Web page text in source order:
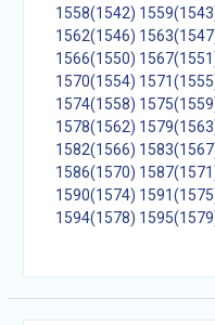
1558(1542)
1562(1546)
1566(1550)
1570(1554)
1574(1558)
1578(1562)
1582(1566)
1586(1570)
1590(1574)
1594(1578)